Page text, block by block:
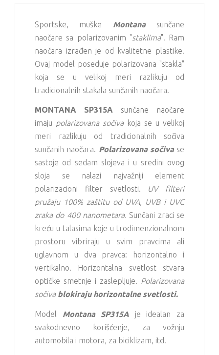
Sportske, muške Montana sunčane
naočare sa polarizovanim "staklima". Ram
naočara izrađen je od kvalitetne plastike.
Ovaj model poseduje polarizovana "stakla"
koja se u velikoj meri razlikuju od
tradicionalnih stakala sunčanih naočara.
MONTANA SP315A sunčane naočare
imaju polarizovana sočivakoja se u velikoj
meri razlikuju od tradicionalnih sočiva
sunčanih naočara. Polarizovana sočivase
sastoje od sedam slojeva i u sredini ovog
sloja se nalazi najvažniji element
polarizacioni filter svetlosti. UV filteri
pružaju 100% zaštitu od UVA, UVB i UVC
zraka do 400 nanometara. Sunčani zraci se
kreću u talasima koje u trodimenzionalnom
prostoru vibriraju u svim pravcima ali
uglavnom u dva pravca: horizontalno i
vertikalno. Horizontalna svetlost stvara
optičke smetnje i zaslepljuje. Polarizovana
sočivablokiraju horizontalne svetlosti.
Model Montana SP315A je idealan za
svakodnevno korišćenje, za vožnju
automobila i motora, za biciklizam, itd.